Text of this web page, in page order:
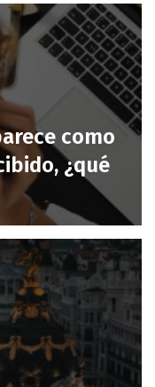
como
¿qué